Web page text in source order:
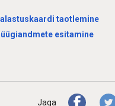
taotlemine
esitamine
Jaga